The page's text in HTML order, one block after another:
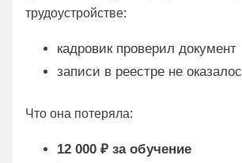
трудоустройстве:
кадровик проверил документ
записи в реестре не
Что она потеряла:
12 000 ₽ за обучение